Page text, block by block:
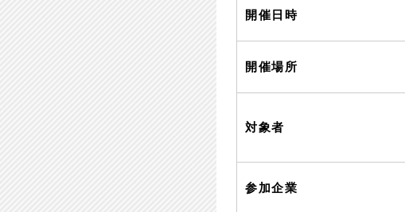
開催日時
開催場所
対象者
参加企業